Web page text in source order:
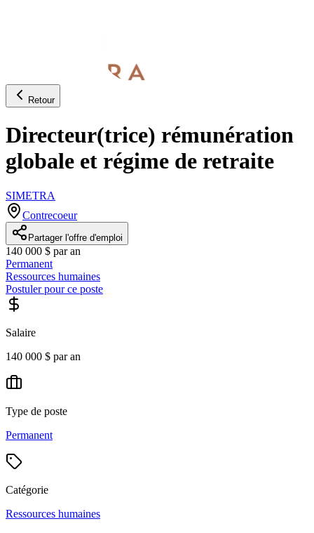
Retour
Directeur(trice) rémunération
globale et régime de retraite
SIMETRA
Contrecoeur
Partager l'offre d'emploi
140 000 $ par an
Permanent
Ressources humaines
Postuler pour ce poste
Salaire
140 000 $ par an
Type de poste
Permanent
Catégorie
Ressources humaines